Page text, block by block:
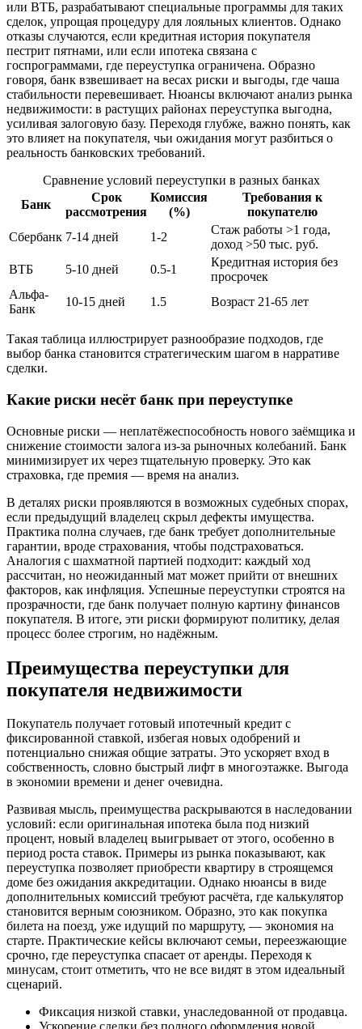
или ВТБ, разрабатывают специальные программы для таких
сделок, упрощая процедуру для лояльных клиентов. Однако
отказы случаются, если кредитная история покупателя
пестрит пятнами, или если ипотека связана с
госпрограммами, где переуступка ограничена. Образно
говоря, банк взвешивает на весах риски и выгоды, где чаша
стабильности перевешивает. Нюансы включают анализ рынка
недвижимости: в растущих районах переуступка выгодна,
усиливая залоговую базу. Переходя глубже, важно понять, как
это влияет на покупателя, чьи ожидания могут разбиться о
реальность банковских требований.
Сравнение условий переуступки в разных банках
Банк
Срок
рассмотрения
Комиссия
(%)
Требования к
покупателю
Сбербанк 7-14 дней 1-2
Стаж работы >1 года,
доход >50 тыс. руб.
ВТБ
5-10 дней 0.5-1
Кредитная история без
просрочек
Альфа-
Банк
10-15 дней 1.5 Возраст 21-65 лет
Такая таблица иллюстрирует разнообразие подходов, где
выбор банка становится стратегическим шагом в нарративе
сделки.
Какие риски несёт банк при переуступке
Основные риски — неплатёжеспособность нового заёмщика и
снижение стоимости залога из-за рыночных колебаний. Банк
минимизирует их через тщательную проверку. Это как
страховка, где премия — время на анализ.
В деталях риски проявляются в возможных судебных спорах,
если предыдущий владелец скрыл дефекты имущества.
Практика полна случаев, где банк требует дополнительные
гарантии, вроде страхования, чтобы подстраховаться.
Аналогия с шахматной партией подходит: каждый ход
рассчитан, но неожиданный мат может прийти от внешних
факторов, как инфляция. Успешные переуступки строятся на
прозрачности, где банк получает полную картину финансов
покупателя. В итоге, эти риски формируют политику, делая
процесс более строгим, но надёжным.
Преимущества переуступки для
покупателя недвижимости
Покупатель получает готовый ипотечный кредит с
фиксированной ставкой, избегая новых одобрений и
потенциально снижая общие затраты. Это ускоряет вход в
собственность, словно быстрый лифт в многоэтажке. Выгода
в экономии времени и денег очевидна.
Развивая мысль, преимущества раскрываются в наследовании
условий: если оригинальная ипотека была под низкий
процент, новый владелец выигрывает от этого, особенно в
период роста ставок. Примеры из рынка показывают, как
переуступка позволяет приобрести квартиру в строящемся
доме без ожидания аккредитации. Однако нюансы в виде
дополнительных комиссий требуют расчёта, где калькулятор
становится верным союзником. Образно, это как покупка
билета на поезд, уже идущий по маршруту, — экономия на
старте. Практические кейсы включают семьи, переезжающие
срочно, где переуступка спасает от аренды. Переходя к
минусам, стоит отметить, что не все видят в этом идеальный
сценарий.
Фиксация низкой ставки, унаследованной от продавца.